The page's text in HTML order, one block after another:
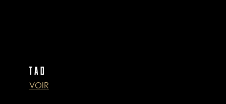
TAO
VOIR